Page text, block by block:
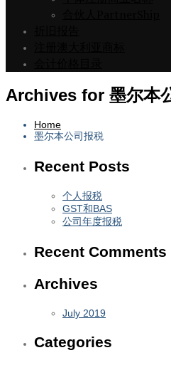
Archives for 墨尔本
Home
墨尔本公司报税
Recent Posts
个人报税
GST和BAS
公司年度报税
Recent Comments
Archives
July 2019
Categories